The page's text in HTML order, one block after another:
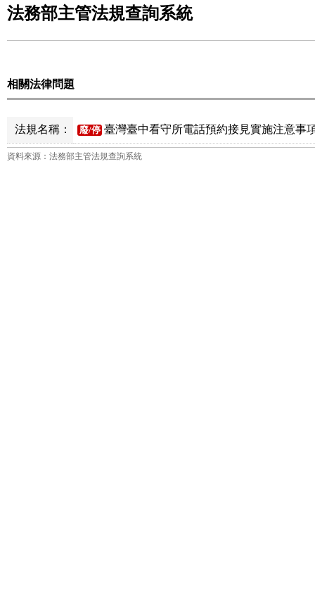
法務部主管法規查詢系統
相關法律問題
法規名稱： 廢/停 臺灣臺中看守所電話預約接見實施注意事
資料來源：法務部主管法規查詢系統